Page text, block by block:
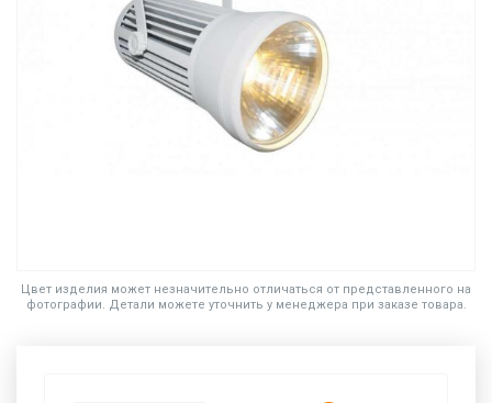
Цвет изделия может незначительно отличаться от представленного на
фотографии. Детали можете уточнить у менеджера при заказе товара.